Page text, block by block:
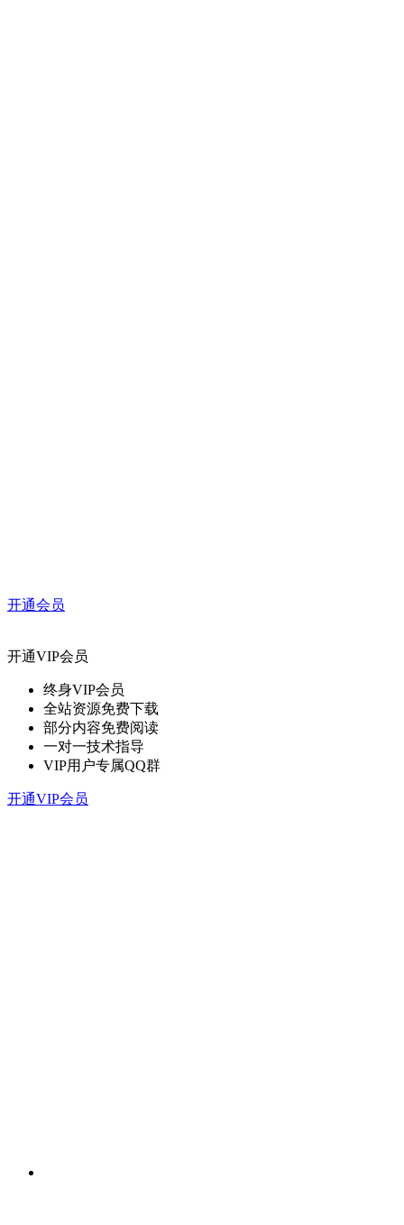
开通会员
开通VIP会员
终身VIP会员
全站资源免费下载
部分内容免费阅读
一对一技术指导
VIP用户专属QQ群
开通VIP会员